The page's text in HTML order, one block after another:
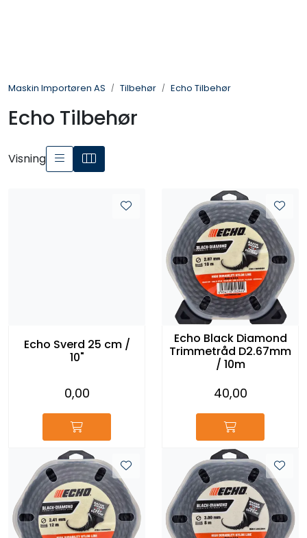
Maskin Importøren AS Tilbehør Echo Tilbehør
Echo Tilbehør
Visning
Echo Sverd 25 cm /
10"
0,00
Echo Black Diamond
Trimmetråd D2.67mm
/ 10m
40,00
Sprøyter
Hageredskaper
Slåmaskin
Ryggsprøyte
Elektriske Maskiner